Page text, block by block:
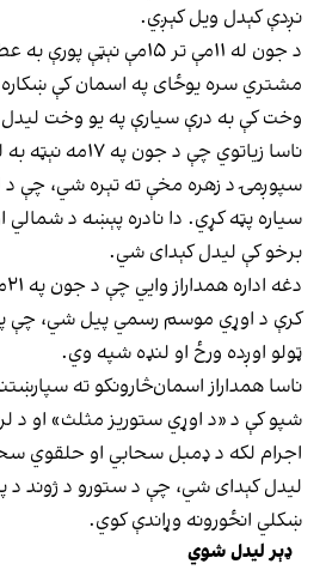
نږدې کېدل ویل کېږي.
د جون له ۱۱مې تر ۱۵مې نېټې
مشتري سره یوځای په اسمان کې
وخت کې به درې سیارې په یو وخت
ناسا زیاتوي چې د
سپوږمۍ د زهره مخې ته تېره شي، چې د
سیاره پټه کړي. دا نادره پېښه د شمالي
برخو کې لیدل کېدای شي.
کرې د اوړي موسم رسمي پیل شي، چې
ټولو اوږده ورځ او لنډه شپه وي.
ناسا همداراز اسمان‌څارونکو ته
شپو کې د «د اوړي ستوریز مثلث» او د
اجرام لکه د ډمبل سحابي او حلقوي
لیدل کېدای شي، چې د ستورو د ژوند د
ښکلي انځورونه وړاندې کوي.
ډېر لیدل شوي